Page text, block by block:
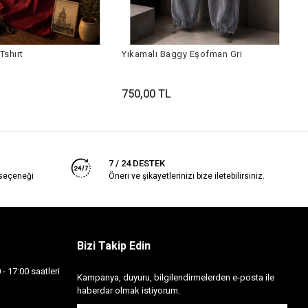
Yıkamalı Baggy Eşofman Gri
750,00 TL
7 / 24 DESTEK
Öneri ve şikayetlerinizi bize iletebilirsiniz.
17:00 saatleri
Bizi Takip Edin
Kampanya, duyuru, bilgilendirmelerden e-posta ile
haberdar olmak istiyorum.